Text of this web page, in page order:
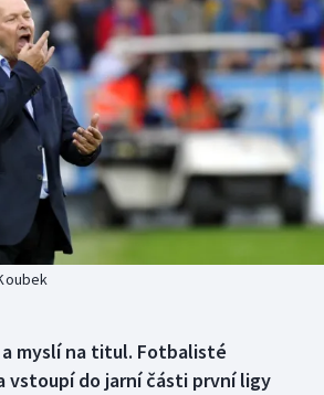
a myslí na titul. Fotbalisté
vstoupí do jarní části první ligy